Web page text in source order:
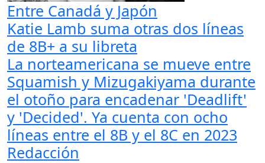
Entre Canadá y Japón
Katie Lamb suma otras dos líneas
de 8B+ a su libreta
La norteamericana se mueve entre
Squamish y Mizugakiyama durante
el otoño para encadenar 'Deadlift'
y 'Decided'. Ya cuenta con ocho
líneas entre el 8B y el 8C en 2023
Redacción